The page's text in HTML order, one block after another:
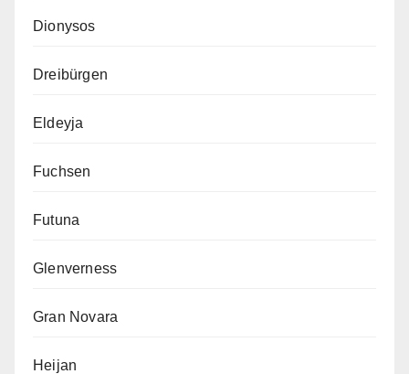
Dionysos
Dreibürgen
Eldeyja
Fuchsen
Futuna
Glenverness
Gran Novara
Heijan